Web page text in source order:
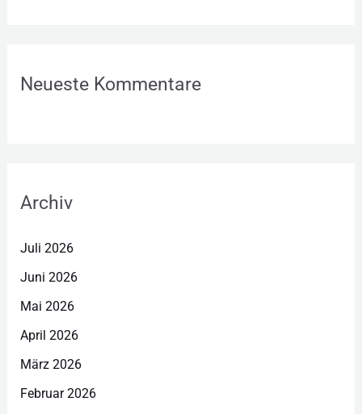
Neueste Kommentare
Archiv
Juli 2026
Juni 2026
Mai 2026
April 2026
März 2026
Februar 2026